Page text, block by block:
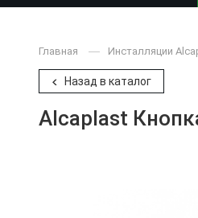
Главная Инсталляции
Назад в каталог
Alcaplast